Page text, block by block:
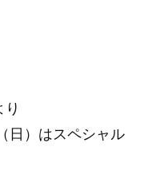
）はスペシャル